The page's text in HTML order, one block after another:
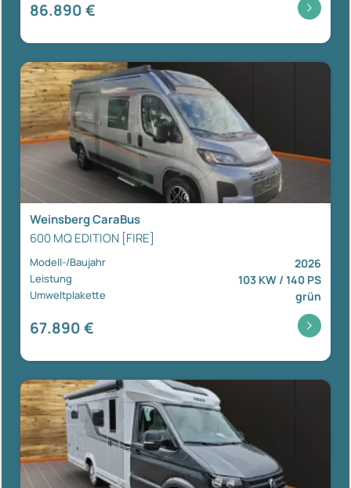
86.890 €
Weinsberg CaraBus
600 MQ EDITION [FIRE]
Modell-/Baujahr 2026
Leistung 103 KW / 140 PS
Umweltplakette grün
67.890 €